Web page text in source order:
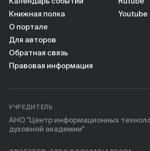
Книжная полка
О портале
Для авторов
Обратная связь
Правовая информация
Youtube
УЧРЕДИТЕЛЬ
АНО "Центр информационных
духовной академии"